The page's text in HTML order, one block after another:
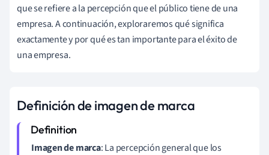
que se refiere a la percepción que el público tiene de una
empresa. A continuación, exploraremos qué significa
exactamente y por qué es tan importante para el éxito de
una empresa.
Definición de imagen de marca
Imagen de marca: La percepción general que los